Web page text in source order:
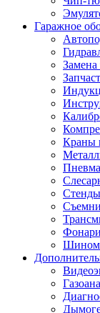
Гаражное
Замена
Краны
Стенды
Фонари